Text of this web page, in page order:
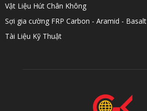
Vật Liệu Hút Chân Không
Sợi gia cường FRP Carbon - Aramid - Basalt
Tài Liệu Kỹ Thuật